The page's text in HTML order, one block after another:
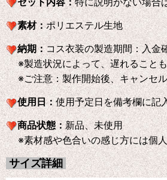
素材：ポリエステル生地
納期：コス衣装の製造期間：入金
※製造状況によって、遅れること
※ご注意：製作開始後、キャンセル
使用日：使用予定日を備考欄に記
商品状態：新品、未使用
※素材感や色合いの感じ方には個人
サイズ詳細